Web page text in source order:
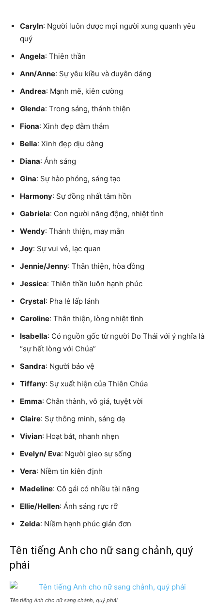
Caryln: Người luôn được mọi người xung quanh yêu
quý
Angela: Thiên thần
Ann/Anne: Sự yêu kiều và duyên dáng
Andrea: Mạnh mẽ, kiên cường
Glenda: Trong sáng, thánh thiện
Fiona: Xinh đẹp đằm thắm
Bella: Xinh đẹp dịu dàng
Diana: Ánh sáng
Gina: Sự hào phóng, sáng tạo
Harmony: Sự đồng nhất tâm hồn
Gabriela: Con người năng động, nhiệt tình
Wendy: Thánh thiện, may mắn
Joy: Sự vui vẻ, lạc quan
Jennie/Jenny: Thân thiện, hòa đồng
Jessica: Thiên thần luôn hạnh phúc
Crystal: Pha lê lấp lánh
Caroline: Thân thiện, lòng nhiệt tình
Isabella: Có nguồn gốc từ người Do Thái với ý nghĩa là
“sự hết lòng với Chúa”
Sandra: Người bảo vệ
Tiffany: Sự xuất hiện của Thiên Chúa
Emma: Chân thành, vô giá, tuyệt vời
Claire: Sự thông minh, sáng dạ
Vivian: Hoạt bát, nhanh nhẹn
Evelyn/ Eva: Người gieo sự sống
Vera: Niềm tin kiên định
Madeline: Cô gái có nhiều tài năng
Ellie/Hellen: Ánh sáng rực rỡ
Zelda: Niềm hạnh phúc giản đơn
Tên tiếng Anh cho nữ sang chảnh, quý
phái
Tên tiếng Anh cho nữ sang chảnh, quý phái